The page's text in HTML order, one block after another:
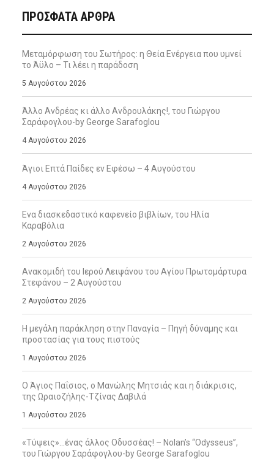
ΠΡΌΣΦΑΤΑ ΆΡΘΡΑ
Μεταμόρφωση του Σωτήρος: η Θεία Ενέργεια που υμνεί
το Άϋλο – Τι λέει η παράδοση
5 Αυγούστου 2026
Άλλο Ανδρέας κι άλλο Ανδρουλάκης!, του Γιώργου
Σαράφογλου-by George Sarafoglou
4 Αυγούστου 2026
Άγιοι Επτά Παίδες εν Εφέσω – 4 Αυγούστου
4 Αυγούστου 2026
Ενα διασκεδαστικό καφενείο βιβλίων, του Ηλία
Καραβόλια
2 Αυγούστου 2026
Ανακομιδή του Ιερού Λειψάνου του Αγίου Πρωτομάρτυρα
Στεφάνου – 2 Αυγούστου
2 Αυγούστου 2026
Η μεγάλη παράκληση στην Παναγία – Πηγή δύναμης και
προστασίας για τους πιστούς
1 Αυγούστου 2026
Ο Άγιος Παΐσιος, ο Μανώλης Μητσιάς και η διάκρισις,
της Ωραιοζήλης-Τζίνας Δαβιλά
1 Αυγούστου 2026
«Τύψεις»…ένας άλλος Οδυσσέας! – Nolan’s “Odysseus”,
του Γιώργου Σαράφογλου-by George Sarafoglou